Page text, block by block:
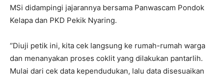
MSi didampingi jajarannya bersama Panwascam Pondok
Kelapa dan PKD Pekik Nyaring.
‘’Diuji petik ini, kita cek langsung ke rumah-rumah warga
dan menanyakan proses coklit yang dilakukan pantarlih.
Mulai dari cek data kependudukan, lalu data disesuaikan